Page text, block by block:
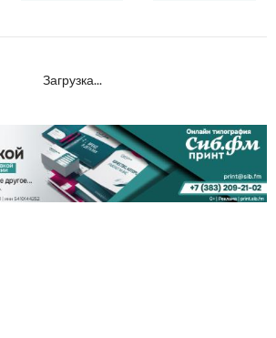
Загрузка...